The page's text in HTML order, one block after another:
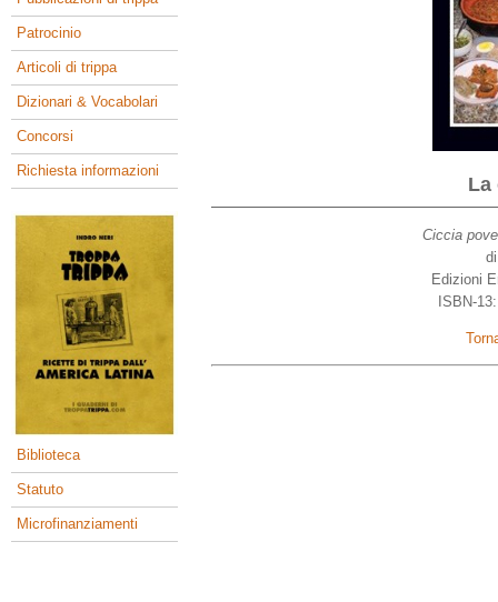
Patrocinio
Articoli di trippa
Dizionari & Vocabolari
Concorsi
Richiesta informazioni
Biblioteca
Statuto
Microfinanziamenti
La
Ciccia
Edizioni
ISBN-